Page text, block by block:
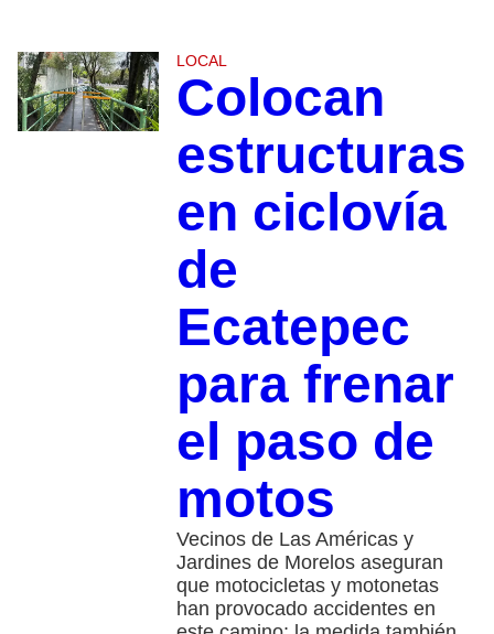
LOCAL
Colocan
estructuras
en ciclovía
de
Ecatepec
para frenar
el paso de
motos
Vecinos de Las Américas y
Jardines de Morelos aseguran
que motocicletas y motonetas
han provocado accidentes en